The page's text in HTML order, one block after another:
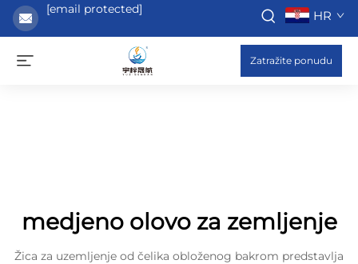
[email protected] HR
Zatražite ponudu
medjeno olovo za zemljenje
Žica za uzemljenje od čelika obloženog bakrom predstavlja